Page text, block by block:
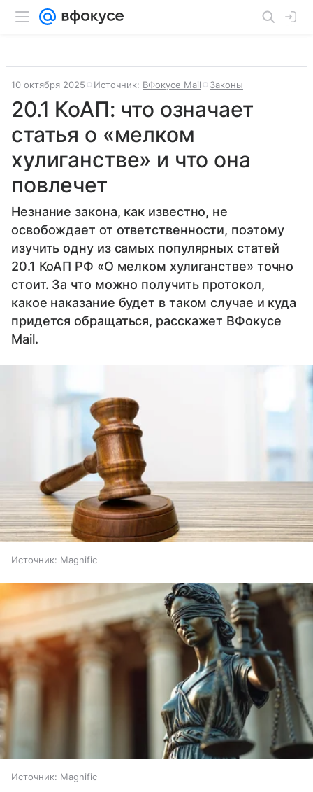
10 октября 2025 Источник: ВФокусе Mail Законы
20.1 КоАП: что означает
статья о «мелком
хулиганстве» и что она
повлечет
Незнание закона, как известно, не
освобождает от ответственности, поэтому
изучить одну из самых популярных статей
20.1 КоАП РФ «О мелком хулиганстве» точно
стоит. За что можно получить протокол,
какое наказание будет в таком случае и куда
придется обращаться, расскажет ВФокусе
Mail.
Источник: Magnific
Источник: Magnific